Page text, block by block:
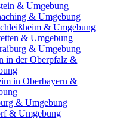
& Umgebung
& Umgebung
& Umgebung
& Umgebung
& Umgebung
in der Oberpfalz &
in Oberbayern &
& Umgebung
& Umgebung